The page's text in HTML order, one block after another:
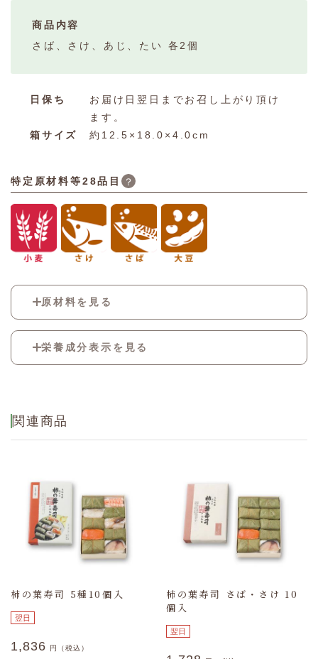
原材料を見る
液糖、砂糖、食塩)、調味液、植物油]、酢〆さ
ば、酢〆あじ、酢〆真鯛、酢〆さけ、醤油、甘
栄養成分表示を見る
脂質 5.4g
食塩相当量 5.6g
(推定値)
商品内容
さば、さけ、あじ、たい 各2個
日保ち
お届け日翌日までお召し上がり頂け
ます。
箱サイズ
約12.5×18.0×4.0cm
特定原材料等28品目 ？
関連商品
柿の葉寿司 5種10個入
翌日
1,836 円（税込）
柿の葉寿司 さば・さけ 10
個入
翌日